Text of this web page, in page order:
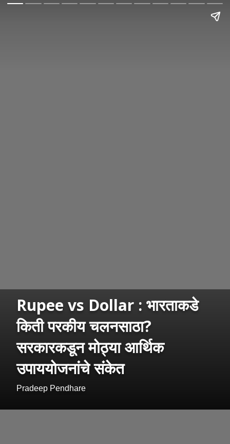
Rupee vs Dollar : भारताकडे
किती परकीय चलनसाठा?
सरकारकडून मोठ्या आर्थिक
उपाययोजनांचे संकेत
Pradeep Pendhare